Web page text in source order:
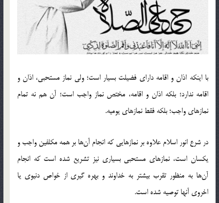
با اینکه اذان و اقامه دارای فضیلت بسیار است؛ ولی نماز مستحبی، اذان و
اقامه ندارد؛ بلکه اذان و اقامه، مختص نماز واجب است؛ آن هم نه تمام
نمازهای واجب؛ بلکه فقط نمازهای یومیه.
در شرع انور اسلام علاوه بر نمازهایی كه انجام آن‌ها بر همه مكلفین واجب و
یكسان است، نمازهای مستحبی بسیاری نیز تشریع شده است كه انجام
آن‌ها به منظور تقرب بیشتر به خداوند و بهره گیری از خواص دنیوی یا
اخروی آنها توصیه شده است.